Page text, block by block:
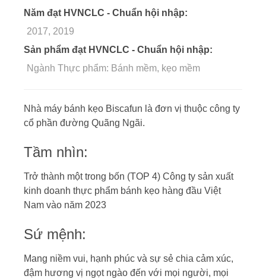
Năm đạt HVNCLC - Chuẩn hội nhập:
2017, 2019
Sản phẩm đạt HVNCLC - Chuẩn hội nhập:
Ngành Thực phẩm: Bánh mềm, kẹo mềm
Nhà máy bánh kẹo Biscafun là đơn vị thuộc công ty
cổ phần đường Quãng Ngãi.
Tầm nhìn:
Trở thành một trong bốn (TOP 4) Công ty sản xuất
kinh doanh thực phẩm bánh kẹo hàng đầu Việt
Nam vào năm 2023
Sứ mệnh:
Mang niềm vui, hạnh phúc và sự sẻ chia cảm xúc,
đậm hương vị ngọt ngào đến với mọi người, mọi